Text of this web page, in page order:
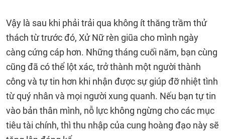
Vậy là sau khi phải trải qua không ít thăng trầm thử
thách từ trước đó, Xử Nữ rèn giũa cho mình ngày
càng cứng cáp hơn. Những tháng cuối năm, bạn cùng
cũng đã có thể lột xác, trở thành một người thành
công và tự tin hơn khi nhận được sự giúp đỡ nhiệt tình
từ quý nhân và mọi người xung quanh. Nếu bạn tự tin
vào bản thân mình, nỗ lực không ngừng cho các mục
tiêu tài chính, thì thu nhập của cung hoàng đạo này sẽ